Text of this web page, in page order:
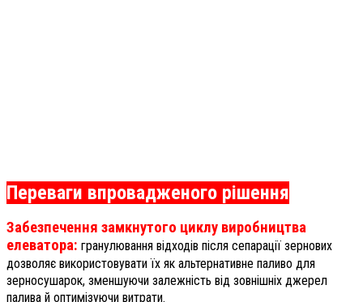
Переваги впровадженого рішення
Забезпечення замкнутого циклу виробництва
елеватора: гранулювання відходів після сепарації зернових
дозволяє використовувати їх як альтернативне паливо для
зерносушарок, зменшуючи залежність від зовнішніх джерел
палива й оптимізуючи витрати.